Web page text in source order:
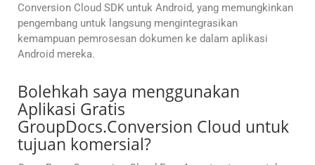
Conversion Cloud SDK untuk Android, yang memungkinkan
pengembang untuk langsung mengintegrasikan
kemampuan pemrosesan dokumen ke dalam aplikasi
Android mereka.
Bolehkah saya menggunakan
Aplikasi Gratis
GroupDocs.Conversion Cloud untuk
tujuan komersial?